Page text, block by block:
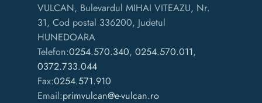
VULCAN, Bulevardul MIHAI VITEAZU, Nr.
31, Cod postal 336200, Judetul
HUNEDOARA
Telefon:0254.570.340, 0254.570.011,
0372.733.044
Fax:0254.571.910
Email:primvulcan@e-vulcan.ro